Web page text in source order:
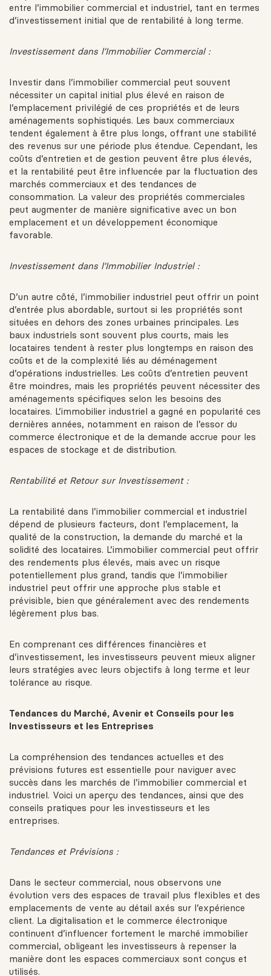
entre l’immobilier commercial et industriel, tant en termes
d’investissement initial que de rentabilité à long terme.
Investissement dans l’Immobilier Commercial :
Investir dans l’immobilier commercial peut souvent
nécessiter un capital initial plus élevé en raison de
l’emplacement privilégié de ces propriétés et de leurs
aménagements sophistiqués. Les baux commerciaux
tendent également à être plus longs, offrant une stabilité
des revenus sur une période plus étendue. Cependant, les
coûts d’entretien et de gestion peuvent être plus élevés,
et la rentabilité peut être influencée par la fluctuation des
marchés commerciaux et des tendances de
consommation. La valeur des propriétés commerciales
peut augmenter de manière significative avec un bon
emplacement et un développement économique
favorable.
Investissement dans l’Immobilier Industriel :
D’un autre côté, l’immobilier industriel peut offrir un point
d’entrée plus abordable, surtout si les propriétés sont
situées en dehors des zones urbaines principales. Les
baux industriels sont souvent plus courts, mais les
locataires tendent à rester plus longtemps en raison des
coûts et de la complexité liés au déménagement
d’opérations industrielles. Les coûts d’entretien peuvent
être moindres, mais les propriétés peuvent nécessiter des
aménagements spécifiques selon les besoins des
locataires. L’immobilier industriel a gagné en popularité ces
dernières années, notamment en raison de l’essor du
commerce électronique et de la demande accrue pour les
espaces de stockage et de distribution.
Rentabilité et Retour sur Investissement :
La rentabilité dans l’immobilier commercial et industriel
dépend de plusieurs facteurs, dont l’emplacement, la
qualité de la construction, la demande du marché et la
solidité des locataires. L’immobilier commercial peut offrir
des rendements plus élevés, mais avec un risque
potentiellement plus grand, tandis que l’immobilier
industriel peut offrir une approche plus stable et
prévisible, bien que généralement avec des rendements
légèrement plus bas.
En comprenant ces différences financières et
d’investissement, les investisseurs peuvent mieux aligner
leurs stratégies avec leurs objectifs à long terme et leur
tolérance au risque.
Tendances du Marché, Avenir et Conseils pour les
Investisseurs et les Entreprises
La compréhension des tendances actuelles et des
prévisions futures est essentielle pour naviguer avec
succès dans les marchés de l’immobilier commercial et
industriel. Voici un aperçu des tendances, ainsi que des
conseils pratiques pour les investisseurs et les
entreprises.
Tendances et Prévisions :
Dans le secteur commercial, nous observons une
évolution vers des espaces de travail plus flexibles et des
emplacements de vente au détail axés sur l’expérience
client. La digitalisation et le commerce électronique
continuent d’influencer fortement le marché immobilier
commercial, obligeant les investisseurs à repenser la
manière dont les espaces commerciaux sont conçus et
utilisés.